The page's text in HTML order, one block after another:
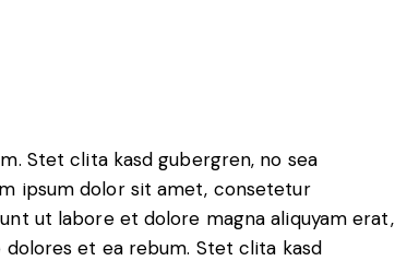
Stet clita kasd gubergren, no sea
ipsum dolor sit amet, consetetur
ut labore et dolore magna aliquyam erat,
et ea rebum. Stet clita kasd